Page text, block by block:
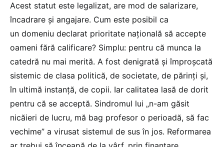
Acest statut este legalizat, are mod de salarizare,
încadrare și angajare. Cum este posibil ca
un domeniu declarat prioritate națională să accepte
oameni fără calificare? Simplu: pentru că munca la
catedră nu mai merită. A fost denigrată și împroșcată
sistemic de clasa politică, de societate, de părinți și,
în ultimă instanță, de copii. Iar calitatea lasă de dorit
pentru că se acceptă. Sindromul lui „n-am găsit
nicăieri de lucru, mă bag profesor o perioadă, să fac
vechime” a virusat sistemul de sus în jos. Reformarea